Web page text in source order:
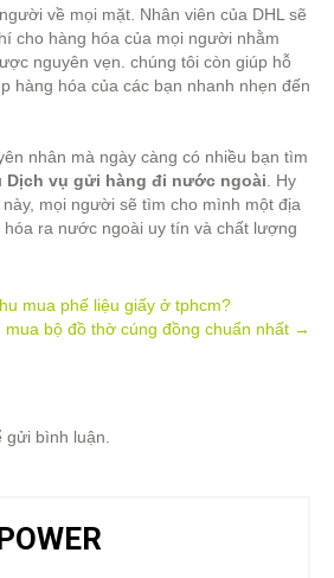
về mọi mặt. Nhân viên của DHL sẽ
cho hàng hóa của mọi người nhằm
nguyên vẹn. chúng tôi còn giúp hỗ
hàng hóa của các bạn nhanh nhẹn đến
nhân mà ngày càng có nhiều bạn tìm
Dịch vụ gửi hàng đi nước ngoài . Hy
mọi người sẽ tìm cho mình một địa
ra nước ngoài uy tín và chất lượng
mua phế liệu giấy ở tphcm?
mua bộ đồ thờ cúng đồng chuẩn nhất →
gửi bình luận.